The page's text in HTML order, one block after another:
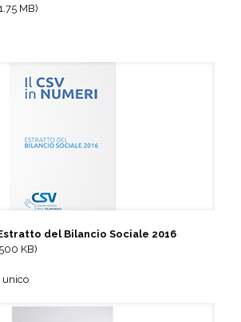
MB)
del Bilancio Sociale 2016
KB)
unico